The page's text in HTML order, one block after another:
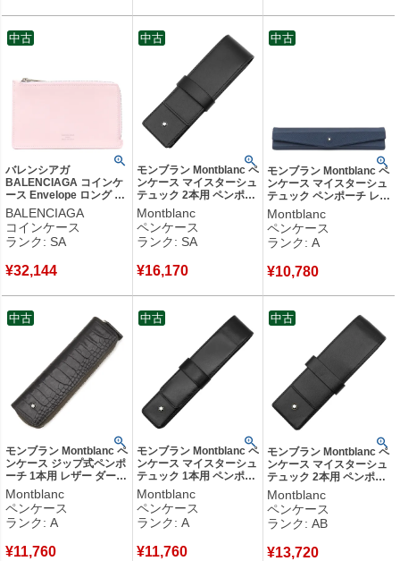
バレンシアガ
BALENCIAGA コインケ
ース Envelope ロング カ
ーフ ペタルピンク×アー
ミーグリーン マットシル
バー金具 エンベロープ
フラグメントケース
【箱】 【中古】新品同様
BALENCIAGA
コインケース
ランク: SA
¥32,144
中古
モンブラン Montblanc ペ
ンケース マイスターシュ
テュック 2本用 ペンポー
チ レザー ブラック ゴー
ルド金具 ホワイトスター
ペン入れ 2本 2本差し
【箱】 【中古】新品同様
Montblanc
ペンケース
ランク: SA
¥16,170
中古
モンブラン Montblanc ペ
ンケース マイスターシュ
テュック ペンポーチ レザ
ー ネイビー シルバー金具
紺 ホワイトスター 【中
古】中古美品
Montblanc
ペンケース
ランク: A
¥10,780
中古
モンブラン Montblanc ペ
ンケース ジップ式ペンポ
ーチ 1本用 レザー ダーク
ブラウン シルバー金具
茶 ジップタイプ ホワイ
トスター クロコ型押し
【中古】中古美品
Montblanc
ペンケース
ランク: A
¥11,760
中古
モンブラン Montblanc ペ
ンケース マイスターシュ
テュック 1本用 ペンポー
チ レザー ブラック シル
バー金具 ホワイトスター
ペン入れ 1本 1本差し
【中古】中古美品
Montblanc
ペンケース
ランク: A
¥11,760
中古
モンブラン Montblanc ペ
ンケース マイスターシュ
テュック 2本用 ペンポー
チ レザー ブラック ゴー
ルド金具 ホワイトスター
ペン入れ 2本 2本差し
【中古】中古品
Montblanc
ペンケース
ランク: AB
¥13,720
中古